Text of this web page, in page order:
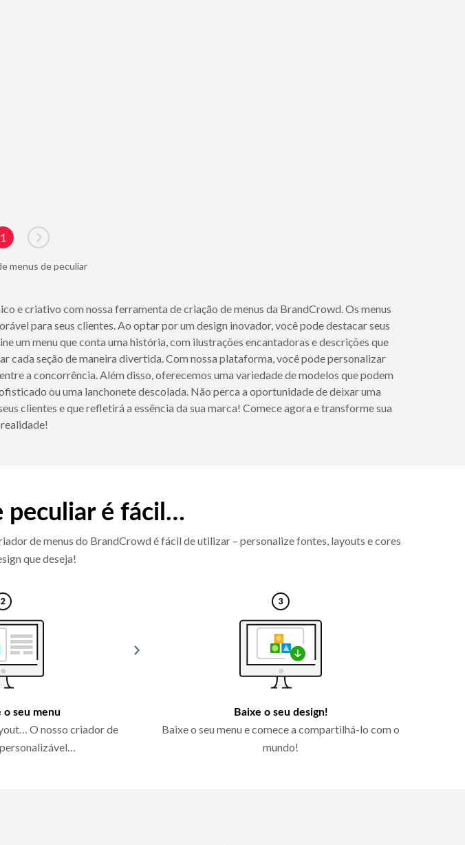
page
1
Go to next page
menus de peculiar
e criativo com nossa ferramenta de criação de menus da BrandCrowd. Os menus
para seus clientes. Ao optar por um design inovador, você pode destacar seus
menu que conta uma história, com ilustrações encantadoras e descrições que
seção de maneira divertida. Com nossa plataforma, você pode personalizar
a concorrência. Além disso, oferecemos uma variedade de modelos que podem
ou uma lanchonete descolada. Não perca a oportunidade de deixar uma
clientes e que refletirá a essência da sua marca! Comece agora e transforme sua
peculiar é fácil…
de menus do BrandCrowd é fácil de utilizar – personalize fontes, layouts e cores
que deseja!
o seu menu
O nosso criador de
Baixe o seu design!
Baixe o seu menu e comece a compartilhá-lo com o
mundo!